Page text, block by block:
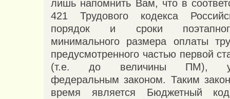
лишь напомнить Вам, что в
421 Трудового кодекса
порядок и сроки
минимального размера оплаты
предусмотренного частью первой
(т.е. до величины ПМ),
федеральным законом. Таким
время является Бюджетный